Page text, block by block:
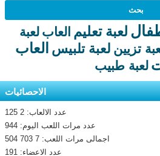
لعبة تعليم العاب لعبة
تزيين لعبة تلبيس العاب
لعبة طبيب
الاحصائيات
عدد الالعاب: 2 125
عدد مرات اللعب اليوم: 944
اجمالى مرات اللعب: 7 703 504
عدد الاعضاء: 191